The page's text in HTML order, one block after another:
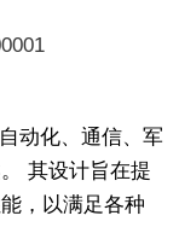
动化、通信、军
其设计旨在提
，以满足各种